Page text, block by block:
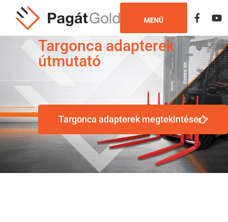
Targonca adapterek
útmutató
Targonca adapterek megtekintése